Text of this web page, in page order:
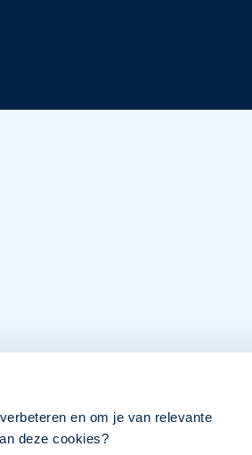
en om je van relevante
deze cookies?